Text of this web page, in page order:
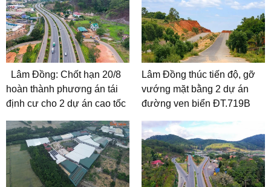
Lâm Đồng: Chốt hạn 20/8
hoàn thành phương án tái
định cư cho 2 dự án cao tốc
Lâm Đồng thúc tiến độ, gỡ
vướng mặt bằng 2 dự án
đường ven biển ĐT.719B